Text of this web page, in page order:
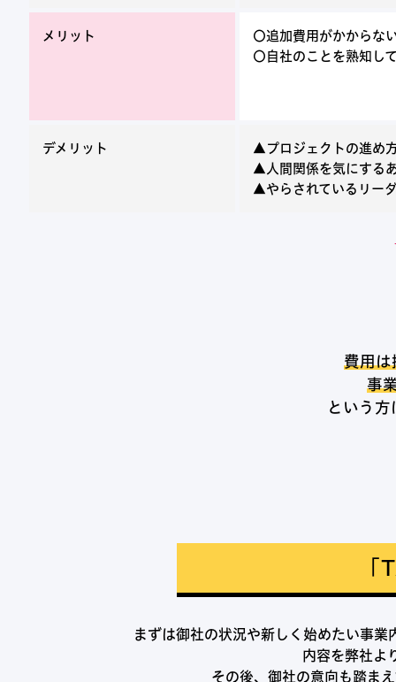
メリット
〇追加費用がかからな
〇自社のことを熟知し
デメリット
▲プロジェクトの進め
▲人間関係を気にする
▲やらされているリー
費用は
事
という
「
まずは御社の状況や新しく始めたい事
内容を弊社よ
その後、御社の意向も踏ま